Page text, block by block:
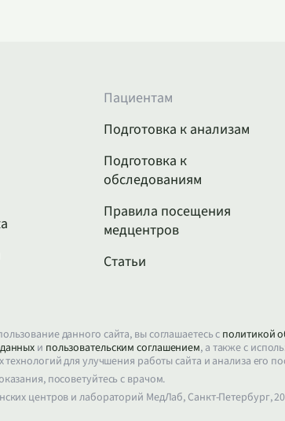
Пациентам
Подготовка к анализам
Подготовка к
обследованиям
Правила посещения
медцентров
Статьи
данного сайта, вы соглашаетесь с политикой
и пользовательским соглашением, а также с
технологий для улучшения работы сайта и анализа его
посоветуйтесь с врачом.
центров и лабораторий МедЛаб, Санкт-Петербург,